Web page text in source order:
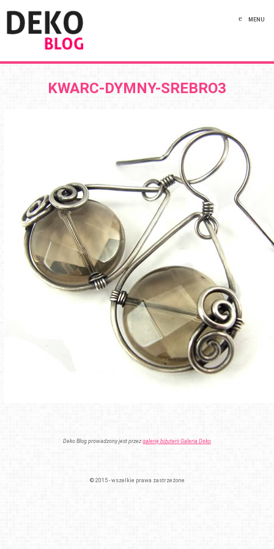
MENU
KWARC-DYMNY-SREBRO3
Deko Blog prowadzony jest przezgalerię biżuterii Galeria Deko
© 2015 - wszelkie prawa zastrzeżone